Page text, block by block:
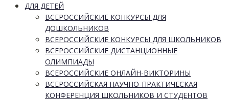
ДЛЯ ДЕТЕЙ
ВСЕРОССИЙСКИЕ КОНКУРСЫ ДЛЯ
ДОШКОЛЬНИКОВ
ВСЕРОССИЙСКИЕ КОНКУРСЫ ДЛЯ ШКОЛЬНИКОВ
ВСЕРОССИЙСКИЕ ДИСТАНЦИОННЫЕ
ОЛИМПИАДЫ
ВСЕРОССИЙСКИЕ ОНЛАЙН-ВИКТОРИНЫ
ВСЕРОССИЙСКАЯ НАУЧНО-ПРАКТИЧЕСКАЯ
КОНФЕРЕНЦИЯ ШКОЛЬНИКОВ И СТУДЕНТОВ